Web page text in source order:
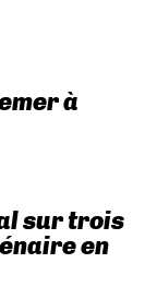
à
sur trois
en